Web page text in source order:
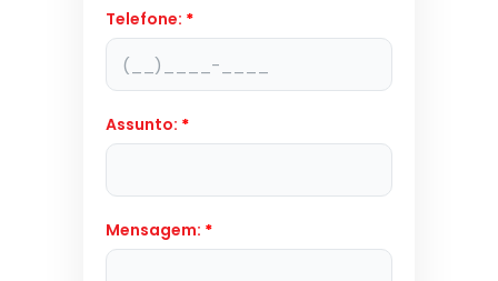
Telefone: *
Assunto: *
Mensagem: *